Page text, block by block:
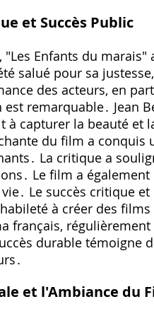
et Succès Public
"Les Enfants du
salué pour sa
des acteurs‚ en
remarquable․ Jean
à capturer la beauté
du film a conquis
La critique a
Le film a
Le succès critique
à créer des
français‚
durable
et l'Ambiance du